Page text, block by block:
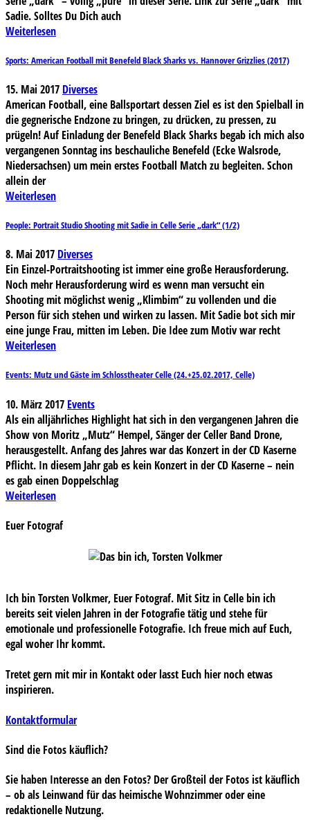
Sadie. Solltes Du Dich auch
Weiterlesen
Sports: American Football mit Benefeld Black Sharks vs. Hannover Grizzlies (2017)
15. Mai 2017 Diverses
American Football, eine Ballsportart dessen Ziel es ist den Spielball in
die gegnerische Endzone zu bringen, zu drücken, zu pressen, zu
prügeln! Auf Einladung der Benefeld Black Sharks begab ich mich also
vergangenen Sonntag ins beschauliche Benefeld (Ecke Walsrode,
Niedersachsen) um mein erstes Football Match zu begleiten. Schon
allein der
Weiterlesen
People: Portrait Studio Shooting mit Sadie in Celle Serie „dark“ (1/2)
8. Mai 2017 Diverses
Ein Einzel-Portraitshooting ist immer eine große Herausforderung.
Noch mehr Herausforderung wird es wenn man versucht ein
Shooting mit möglichst wenig „Klimbim“ zu vollenden und die
Person für sich stehen und wirken zu lassen. Mit Sadie bot sich mir
eine junge Frau, mitten im Leben. Die Idee zum Motiv war recht
Weiterlesen
Events: Mutz und Gäste im Schlosstheater Celle (24.+25.02.2017, Celle)
10. März 2017 Events
Als ein alljährliches Highlight hat sich in den vergangenen Jahren die
Show von Moritz „Mutz“ Hempel, Sänger der Celler Band Drone,
herausgestellt. Anfang des Jahres war das Konzert in der CD Kaserne
Pflicht. In diesem Jahr gab es kein Konzert in der CD Kaserne – nein
es gab einen Doppelschlag
Weiterlesen
Euer Fotograf
Ich bin Torsten Volkmer, Euer Fotograf. Mit Sitz in Celle bin ich
bereits seit vielen Jahren in der Fotografie tätig und stehe für
emotionale und professionelle Fotografie. Ich freue mich auf Euch,
egal woher Ihr kommt.
Tretet gern mit mir in Kontakt oder lasst Euch hier noch etwas
inspirieren.
Kontaktformular
Sind die Fotos käuflich?
Sie haben Interesse an den Fotos? Der Großteil der Fotos ist käuflich
– ob als Leinwand für das heimische Wohnzimmer oder eine
redaktionelle Nutzung.